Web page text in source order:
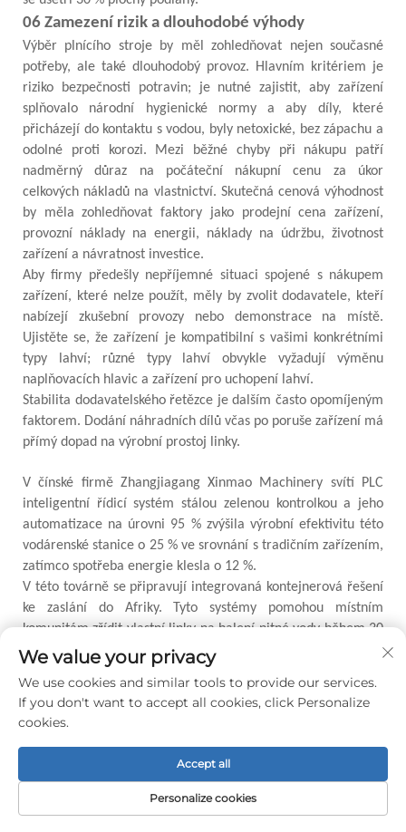
06 Zamezení rizik a dlouhodobé výhody
Výběr plnícího stroje by měl zohledňovat nejen současné
potřeby, ale také dlouhodobý provoz. Hlavním kritériem je
riziko bezpečnosti potravin; je nutné zajistit, aby zařízení
splňovalo národní hygienické normy a aby díly, které
přicházejí do kontaktu s vodou, byly netoxické, bez zápachu a
odolné proti korozi. Mezi běžné chyby při nákupu patří
nadměrný důraz na počáteční nákupní cenu za úkor
celkových nákladů na vlastnictví. Skutečná cenová výhodnost
by měla zohledňovat faktory jako prodejní cena zařízení,
provozní náklady na energii, náklady na údržbu, životnost
zařízení a návratnost investice.
Aby firmy předešly nepříjemné situaci spojené s nákupem
zařízení, které nelze použít, měly by zvolit dodavatele, kteří
nabízejí zkušební provozy nebo demonstrace na místě.
Ujistěte se, že zařízení je kompatibilní s vašimi konkrétními
typy lahví; různé typy lahví obvykle vyžadují výměnu
naplňovacích hlavic a zařízení pro uchopení lahví.
Stabilita dodavatelského řetězce je dalším často opomíjeným
faktorem. Dodání náhradních dílů včas po poruše zařízení má
přímý dopad na výrobní prostoj linky.
V čínské firmě Zhangjiagang Xinmao Machinery svítí PLC
inteligentní řídicí systém stálou zelenou kontrolkou a jeho
automatizace na úrovni 95 % zvýšila výrobní efektivitu této
vodárenské stanice o 25 % ve srovnání s tradičním zařízením,
zatímco spotřeba energie klesla o 12 %.
V této továrně se připravují integrovaná kontejnerová řešení
ke zaslání do Afriky. Tyto systémy pomohou místním
komunitám zřídit vlastní linky na balení pitné vody během 30
dnů.
Předchozí : Chytré plnící linky: Nová revoluce ve správě vody prostřednictvím integrace IoT, automatické paletizace a dálkového monitoringu
Výběr správné linky pro plnění perlivé vody pro různé typy a velikosti lahví
We value your privacy
We use cookies and similar tools to provide our services.
If you don't want to accept all cookies, click Personalize
cookies.
Personalize cookies
Accept all